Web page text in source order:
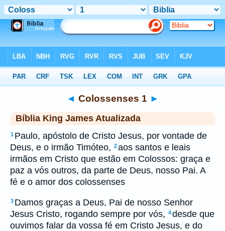
◄ Colossenses 1 ►
Bíblia King James Atualizada
1 Paulo, apóstolo de Cristo Jesus, por vontade de
Deus, e o irmão Timóteo, 2aos santos e leais
irmãos em Cristo que estão em Colossos: graça e
paz a vós outros, da parte de Deus, nosso Pai. A
fé e o amor dos colossenses
3 Damos graças a Deus, Pai de nosso Senhor
Jesus Cristo, rogando sempre por vós, 4desde que
ouvimos falar da vossa fé em Cristo Jesus, e do